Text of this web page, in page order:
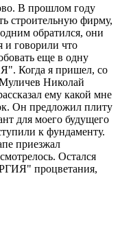
В прошлом году
строительную фирму,
обратился, они
и говорили что
еще в одну
Когда я пришел, со
Николай
ему какой мне
Он предложил плиту
для моего будущего
к фундаменту.
приезжал
Остался
процветания,